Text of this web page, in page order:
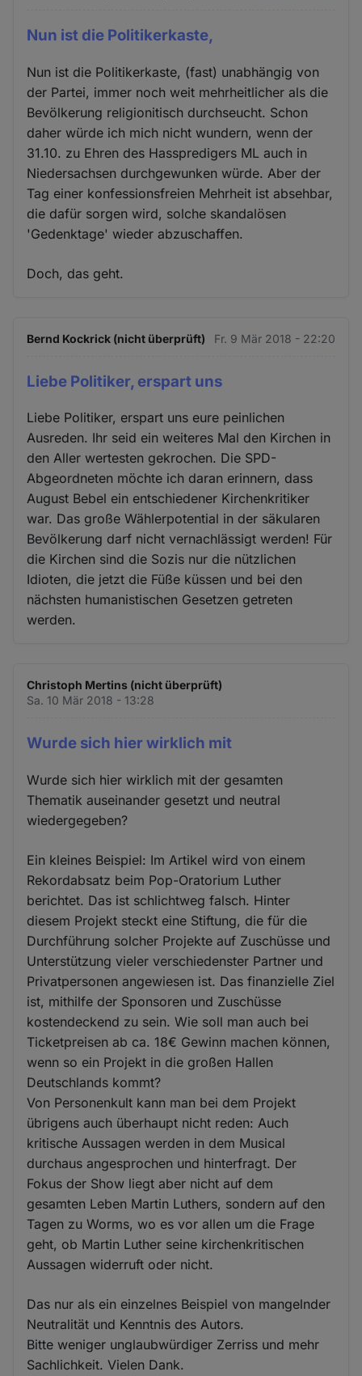
Nun ist die Politikerkaste,
Nun ist die Politikerkaste, (fast) unabhängig von
der Partei, immer noch weit mehrheitlicher als die
Bevölkerung religionitisch durchseucht. Schon
daher würde ich mich nicht wundern, wenn der
31.10. zu Ehren des Hasspredigers ML auch in
Niedersachsen durchgewunken würde. Aber der
Tag einer konfessionsfreien Mehrheit ist absehbar,
die dafür sorgen wird, solche skandalösen
'Gedenktage' wieder abzuschaffen.
Doch, das geht.
Bernd Kockrick (nicht überprüft) Fr. 9 Mär 2018 - 22:20
Liebe Politiker, erspart uns
Liebe Politiker, erspart uns eure peinlichen
Ausreden. Ihr seid ein weiteres Mal den Kirchen in
den Aller wertesten gekrochen. Die SPD-
Abgeordneten möchte ich daran erinnern, dass
August Bebel ein entschiedener Kirchenkritiker
war. Das große Wählerpotential in der säkularen
Bevölkerung darf nicht vernachlässigt werden! Für
die Kirchen sind die Sozis nur die nützlichen
Idioten, die jetzt die Füße küssen und bei den
nächsten humanistischen Gesetzen getreten
werden.
Christoph Mertins (nicht überprüft)
Sa. 10 Mär 2018 - 13:28
Wurde sich hier wirklich mit
Wurde sich hier wirklich mit der gesamten
Thematik auseinander gesetzt und neutral
wiedergegeben?
Ein kleines Beispiel: Im Artikel wird von einem
Rekordabsatz beim Pop-Oratorium Luther
berichtet. Das ist schlichtweg falsch. Hinter
diesem Projekt steckt eine Stiftung, die für die
Durchführung solcher Projekte auf Zuschüsse und
Unterstützung vieler verschiedenster Partner und
Privatpersonen angewiesen ist. Das finanzielle Ziel
ist, mithilfe der Sponsoren und Zuschüsse
kostendeckend zu sein. Wie soll man auch bei
Ticketpreisen ab ca. 18€ Gewinn machen können,
wenn so ein Projekt in die großen Hallen
Deutschlands kommt?
Von Personenkult kann man bei dem Projekt
übrigens auch überhaupt nicht reden: Auch
kritische Aussagen werden in dem Musical
durchaus angesprochen und hinterfragt. Der
Fokus der Show liegt aber nicht auf dem
gesamten Leben Martin Luthers, sondern auf den
Tagen zu Worms, wo es vor allen um die Frage
geht, ob Martin Luther seine kirchenkritischen
Aussagen widerruft oder nicht.
Das nur als ein einzelnes Beispiel von mangelnder
Neutralität und Kenntnis des Autors.
Bitte weniger unglaubwürdiger Zerriss und mehr
Sachlichkeit. Vielen Dank.